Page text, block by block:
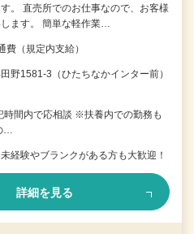
。 直売所でのお仕事なので、お客様
ます。 簡単な軽作業…
（規定内支給）
野1581-3（ひたちなかインター前）
間内で応相談 ※扶養内での勤務も
…
験やブランクがある方も大歓迎！
詳細を見る